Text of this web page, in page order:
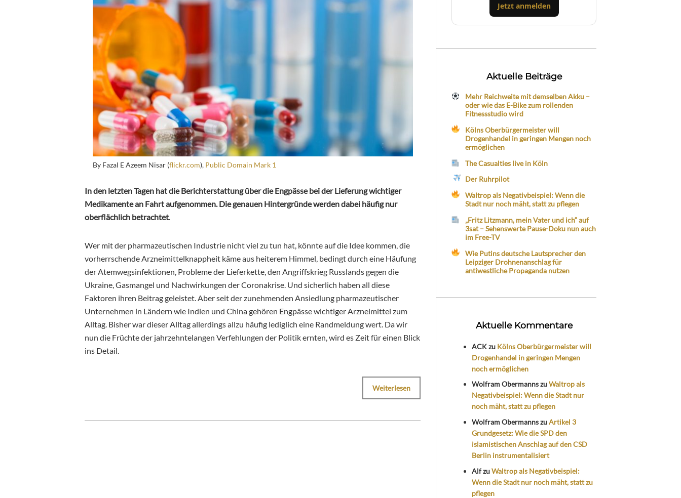
By Fazal E Azeem Nisar (flickr.com), Public Domain Mark 1
In den letzten Tagen hat die Berichterstattung über die Engpässe bei der Lieferung wichtiger
Medikamente an Fahrt aufgenommen. Die genauen Hintergründe werden dabei häufig nur
oberflächlich betrachtet
Wer mit der pharmazeutischen Industrie nicht viel zu tun hat, könnte auf die Idee kommen, die
vorherrschende Arzneimittelknappheit käme aus heiterem Himmel, bedingt durch eine Häufung
der Atemwegsinfektionen, Probleme der Lieferkette, den Angriffskrieg Russlands gegen die
Ukraine, Gasmangel und Nachwirkungen der Coronakrise. Und sicherlich haben all diese
Faktoren ihren Beitrag geleistet. Aber seit der zunehmenden Ansiedlung pharmazeutischer
Unternehmen in Ländern wie Indien und China gehören Engpässe wichtiger Arzneimittel zum
Alltag. Bisher war dieser Alltag allerdings allzu häufig lediglich eine Randmeldung wert. Da wir
nun die Früchte der jahrzehntelangen Verfehlungen der Politik ernten, wird es Zeit für einen Blick
ins Detail.
Weiterlesen
Jetzt anmelden
Aktuelle Beiträge
Mehr Reichweite mit demselben Akku –
oder wie das E-Bike zum rollenden
Fitnessstudio wird
Kölns Oberbürgermeister will
Drogenhandel in geringen Mengen noch
ermöglichen
The Casualties live in Köln
Der Ruhrpilot
Waltrop als Negativbeispiel: Wenn die
Stadt nur noch mäht, statt zu pflegen
„Fritz Litzmann, mein Vater und ich“ auf
3sat – Sehenswerte Pause-Doku nun auch
im Free-TV
Wie Putins deutsche Lautsprecher den
Leipziger Drohnenanschlag für
antiwestliche Propaganda nutzen
Aktuelle Kommentare
ACKzu Kölns Oberbürgermeister will
Drogenhandel in geringen Mengen
noch ermöglichen
Wolfram ObermannszuWaltrop als
Negativbeispiel: Wenn die Stadt nur
noch mäht, statt zu pflegen
Wolfram ObermannszuArtikel 3
Grundgesetz: Wie die SPD den
islamistischen Anschlag auf den CSD
Berlin instrumentalisiert
AlfzuWaltrop als Negativbeispiel:
Wenn die Stadt nur noch mäht, statt zu
pflegen